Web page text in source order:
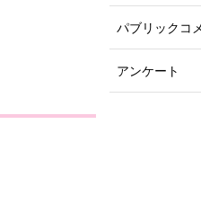
パブリックコ
アンケート